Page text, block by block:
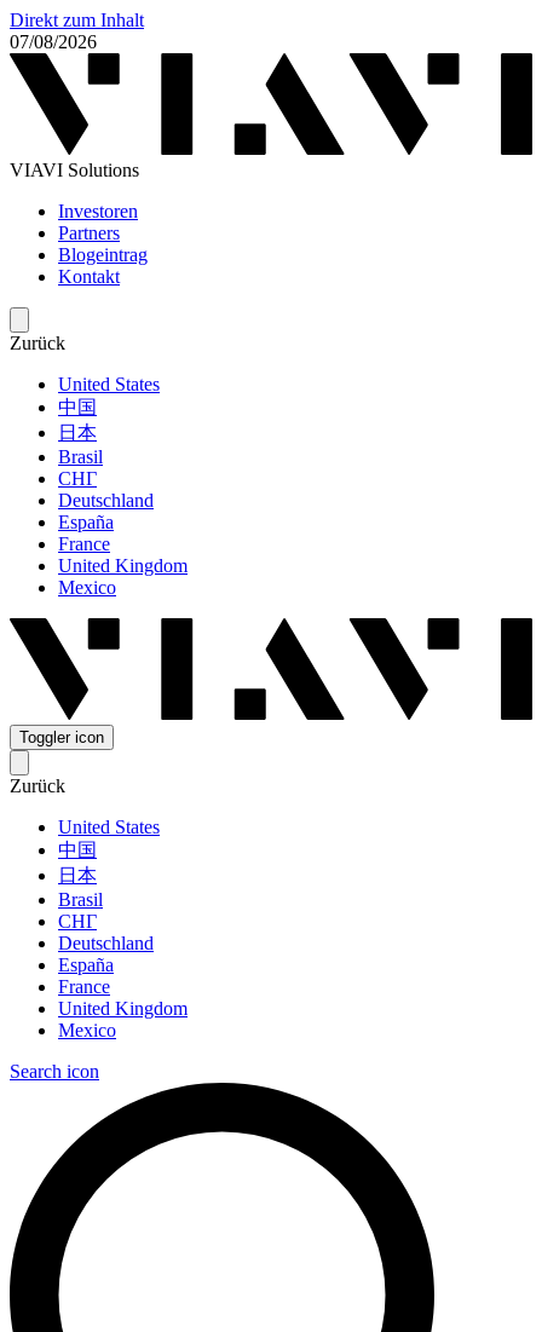
Direkt zum Inhalt
07/08/2026
VIAVI Solutions
Investoren
Partners
Blogeintrag
Kontakt
Zurück
United States
中国
日本
Brasil
СНГ
Deutschland
España
France
United Kingdom
Mexico
Toggler icon
Zurück
United States
中国
日本
Brasil
СНГ
Deutschland
España
France
United Kingdom
Mexico
Search icon